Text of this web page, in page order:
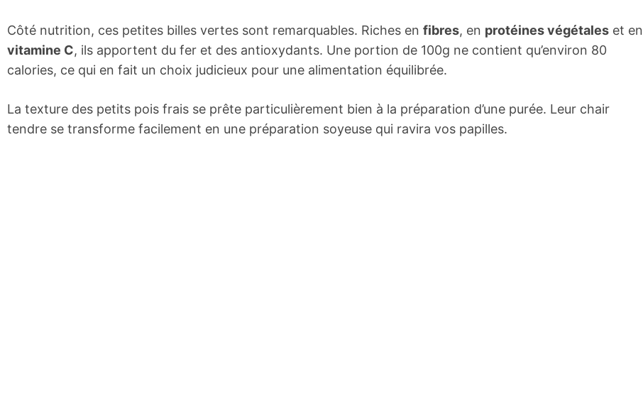
Côté nutrition, ces petites billes vertes sont remarquables. Riches en fibres, en protéines végétales et en
vitamine C, ils apportent du fer et des antioxydants. Une portion de 100g ne contient qu’environ 80
calories, ce qui en fait un choix judicieux pour une alimentation équilibrée.
La texture des petits pois frais se prête particulièrement bien à la préparation d’une purée. Leur chair
tendre se transforme facilement en une préparation soyeuse qui ravira vos papilles.